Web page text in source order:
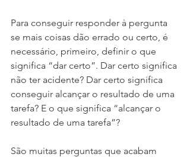
Para conseguir responder à pergunta
se mais coisas dão errado ou certo, é
necessário, primeiro, definir o que
significa “dar certo”. Dar certo significa
não ter acidente? Dar certo significa
conseguir alcançar o resultado de uma
tarefa? E o que significa “alcançar o
resultado de uma tarefa”?
São muitas perguntas que acabam